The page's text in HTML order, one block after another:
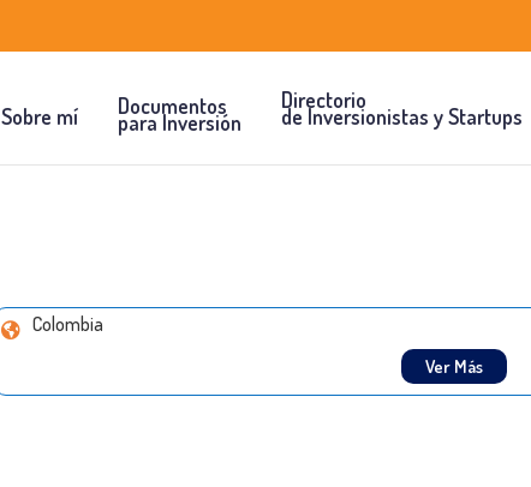
Sobre mí Documentos
para Inversión
Directorio
de Inversionistas y Startups
Colombia
Ver Más